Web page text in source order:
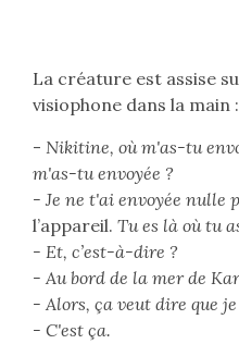
La créature est assise
visiophone dans la main :
- Nikitine, où m'as-tu
m'as-tu envoyée ?
- Je ne t'ai envoyée nulle
l’appareil. Tu es là où tu
- Et, c’est-à-dire ?
- Au bord de la mer de
- Alors, ça veut dire que
- C'est ça.